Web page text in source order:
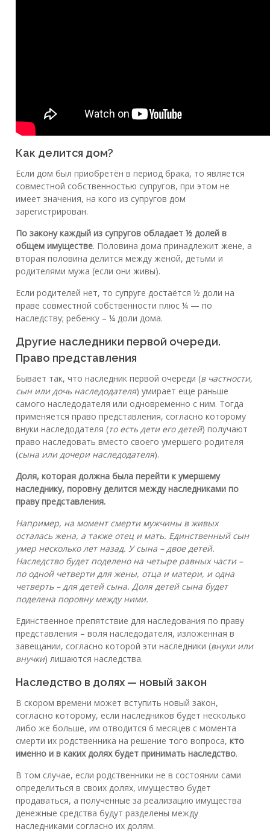
Как делится дом?
Если дом был приобретён в период брака, то является
совместной собственностью супругов, при этом не
имеет значения, на кого из супругов дом
зарегистрирован.
По закону каждый из супругов обладает ½ долей в
общем имуществе. Половина дома принадлежит жене, а
вторая половина делится между женой, детьми и
родителями мужа (если они живы).
Если родителей нет, то супруге достаётся ½ доли на
праве совместной собственности плюс ¼ — по
наследству; ребенку – ¼ доли дома.
Другие наследники первой очереди.
Право представления
Бывает так, что наследник первой очереди (в частности,
сын или дочь наследодателя) умирает еще раньше
самого наследодателя или одновременно с ним. Тогда
применяется право представления, согласно которому
внуки наследодателя (то есть дети его детей) получают
право наследовать вместо своего умершего родителя
(сына или дочери наследодателя).
Доля, которая должна была перейти к умершему
наследнику, поровну делится между наследниками по
праву представления.
Например, на момент смерти мужчины в живых
осталась жена, а также отец и мать. Единственный сын
умер несколько лет назад. У сына – двое детей.
Наследство будет поделено на четыре равных части –
по одной четверти для жены, отца и матери, и одна
четверть – для детей сына. Доля детей сына будет
поделена поровну между ними.
Единственное препятствие для наследования по праву
представления – воля наследодателя, изложенная в
завещании, согласно которой эти наследники (внуки или
внучки) лишаются наследства.
Наследство в долях — новый закон
В скором времени может вступить новый закон,
согласно которому, если наследников будет несколько
либо же больше, им отводится 6 месяцев с момента
смерти их родственника на решение того вопроса, кто
именно и в каких долях будет принимать наследство.
В том случае, если родственники не в состоянии сами
определиться в своих долях, имущество будет
продаваться, а полученные за реализацию имущества
денежные средства будут разделены между
наследниками согласно их долям.